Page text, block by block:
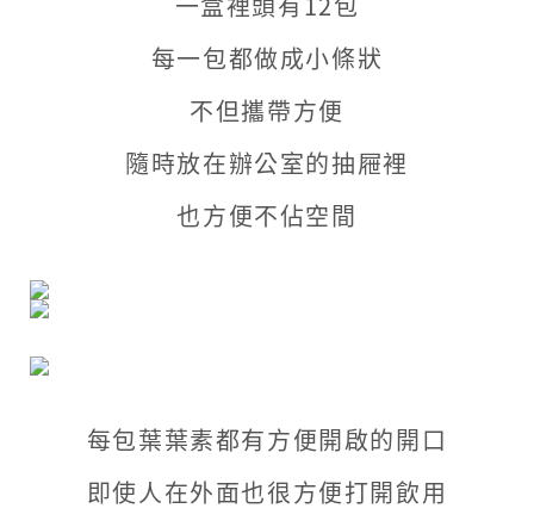
每一包都做成小條狀
不但攜帶方便
隨時放在辦公室的抽屜裡
也方便不佔空間
每包葉葉素都有方便開啟的開口
即使人在外面也很方便打開飲用